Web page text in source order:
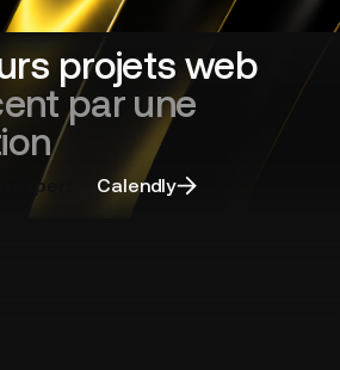
projets web
par une
expert Calendly